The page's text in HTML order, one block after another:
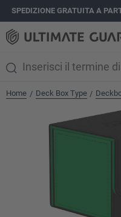
principale
SPEDIZIONE GRATUITA A
Home / Deck Box Type /